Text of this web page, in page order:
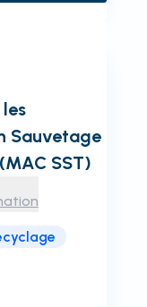
Sauvetage
SST)